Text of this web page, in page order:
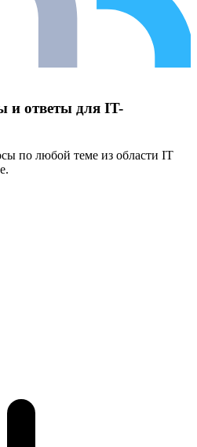
ответы для IT-
по любой теме из области IT